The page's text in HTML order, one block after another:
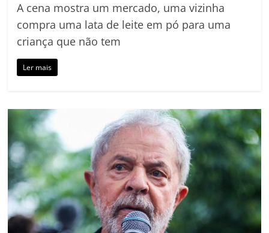
A cena mostra um mercado, uma vizinha
compra uma lata de leite em pó para uma
criança que não tem
Ler mais